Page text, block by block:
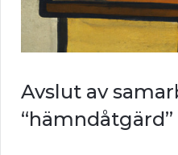
Avslut av
“hämndåtgärd”